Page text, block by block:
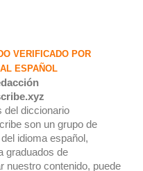
VERIFICADO POR
ESPAÑOL
del diccionario
son un grupo de
idioma español,
graduados de
nuestro contenido, puede